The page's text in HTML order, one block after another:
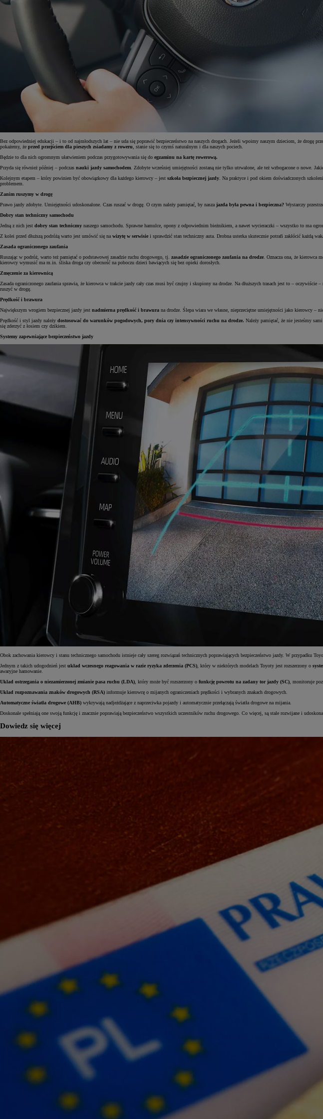
Od81 900 zł
Yaris Cross
HYBRID
Od
Bez odpowiedniej edukacji – i to od najmłodszych lat – nie uda się poprawić bezpieczeństwo na naszych drogach. Jeżeli wpoimy naszym dzieciom, że drogę
pokażemy, że przed przejściem dla pieszych zsiadamy z roweru , stanie się to czymś naturalnym i dla naszych pociech.
Będzie to dla nich ogromnym ułatwieniem podczas przygotowywania się do egzaminu na kartę rowerową.
Przyda się również później – podczas nauki jazdy samochodem . Zdobyte wcześniej umiejętności zostaną nie tylko utrwalone, ale też wzbogacone o nowe.
Kolejnym etapem – który powinien być obowiązkowy dla każdego kierowcy – jest szkoła bezpiecznej jazdy . Na praktyce i pod okiem doświadczonych
problemem.
Zanim ruszymy w drogę
Prawo jazdy zdobyte. Umiejętności udoskonalone. Czas ruszać w drogę. O czym należy pamiętać, by nasza jazda była pewna i bezpieczna? Wystarczy
Dobry stan techniczny samochodu
Jedną z nich jest dobry stan techniczny naszego samochodu. Sprawne hamulce, opony z odpowiednim bieżnikiem, a nawet wycieraczki – wszystko to ma
Z kolei przed dłuższą podróżą warto jest umówić się na wizytę w serwisie i sprawdzić stan techniczny auta. Drobna usterka skutecznie potrafi zakłócić każdą
Zasada ograniczonego zaufania
Ruszając w podróż, warto też pamiętać o podstawowej zasadzie ruchu drogowego, tj. zasadzie ograniczonego zaufania na drodze . Oznacza ona, że kierowca
kierowcy wymusić ma m.in. śliska droga czy obecność na poboczu dzieci bawiących się bez opieki dorosłych.
Zmęczenie za kierownicą
Zasada ograniczonego zaufania sprawia, że kierowca w trakcie jazdy cały czas musi być czujny i skupiony na drodze. Na dłuższych trasach jest to – oczywiście
ruszyć w drogę.
Prędkość i brawura
Największym wrogiem bezpiecznej jazdy jest nadmierna prędkość i brawura na drodze. Ślepa wiara we własne, nieprzeciętne umiejętności jako kierowcy –
Prędkość i styl jazdy należy dostosować do warunków pogodowych, pory dnia czy intensywności ruchu na drodze. Należy pamiętać, że nie jesteśmy
się zderzyć z łosiem czy dzikiem.
Systemy zapewniające bezpieczeństwo jazdy
Obok zachowania kierowcy i stanu technicznego samochodu istnieje cały szereg rozwiązań technicznych poprawiających bezpieczeństwo jazdy. W przypadku
Jednym z takich udogodnień jest układ wczesnego reagowania w razie ryzyka zderzenia (PCS) , który w niektórych modelach Toyoty jest rozszerzony o
awaryjne hamowanie.
Układ ostrzegania o niezamierzonej zmianie pasa ruchu (LDA) , który może być rozszerzony o funkcję powrotu na zadany tor jazdy (SC) , monitoruje
Układ rozpoznawania znaków drogowych (RSA) informuje kierowcę o mijanych ograniczeniach prędkości i wybranych znakach drogowych.
Automatyczne światła drogowe (AHB) wykrywają nadjeżdżające z naprzeciwka pojazdy i automatycznie przełączają światła drogowe na mijania.
Doskonale spełniają one swoją funkcję i znacznie poprawiają bezpieczeństwo wszystkich uczestników ruchu drogowego. Co więcej, są stale rozwijane i
Dowiedz się więcej